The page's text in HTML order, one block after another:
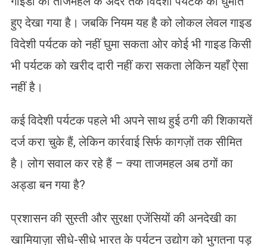
हुए देखा गया है। जबकि नियम यह है को लोकल लेवल गाइड
विदेशी पर्यटक को नहीं घुमा सकता ओर कोई भी गाइड किसी
भी पर्यटक को खरीद दारी नहीं करा सकता लेकिन यहाँ ऐसा
नहीं है।
कई विदेशी पर्यटक पहले भी अपने साथ हुई ठगी की शिकायतें
दर्ज करा चुके हैं, लेकिन कार्रवाई सिर्फ कागज़ों तक सीमित
है। लोग सवाल कर रहे हैं – क्या ताजमहल अब ठगों का
अड्डा बन गया है?
प्रशासन की सुस्ती और सुरक्षा एजेंसियों की अनदेखी का
खामियाज़ा सीधे-सीधे भारत के पर्यटन उद्योग को भुगतना पड़